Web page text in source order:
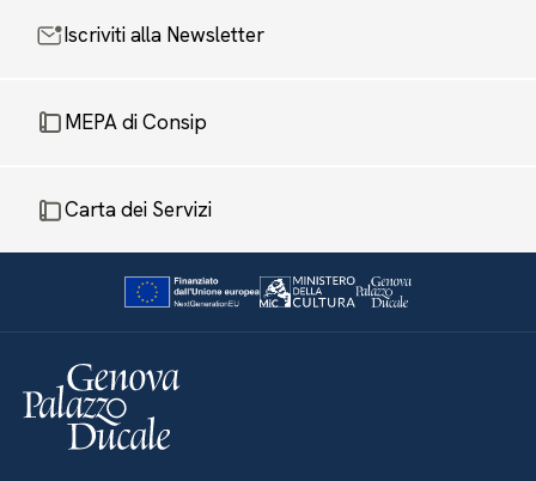
Iscriviti alla Newsletter
MEPA di Consip
Carta dei Servizi